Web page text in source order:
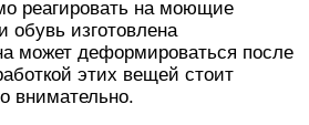
реагировать на моющие
обувь изготовлена
может деформироваться после
этих вещей стоит
внимательно.